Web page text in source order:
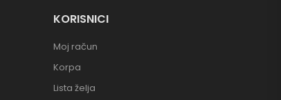
KORISNICI
Moj račun
Korpa
Lista želja